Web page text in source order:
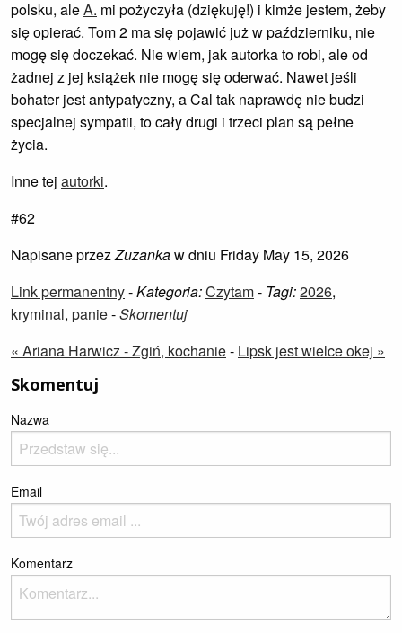
polsku, aleA. mi pożyczyła (dziękuję!) i kimże jestem, żeby
się opierać. Tom 2 ma się pojawić już w październiku, nie
mogę się doczekać. Nie wiem, jak autorka to robi, ale od
żadnej z jej książek nie mogę się oderwać. Nawet jeśli
bohater jest antypatyczny, a Cal tak naprawdę nie budzi
specjalnej sympatii, to cały drugi i trzeci plan są pełne
życia.
Inne tej autorki.
#62
Napisane przezZuzankaw dniu Friday May 15, 2026
Link permanentny-Kategoria:Czytam- Tagi:2026,
kryminal, panie-Skomentuj
« Ariana Harwicz - Zgiń, kochanie- Lipsk jest wielce okej »
Skomentuj
Nazwa
Email
Komentarz